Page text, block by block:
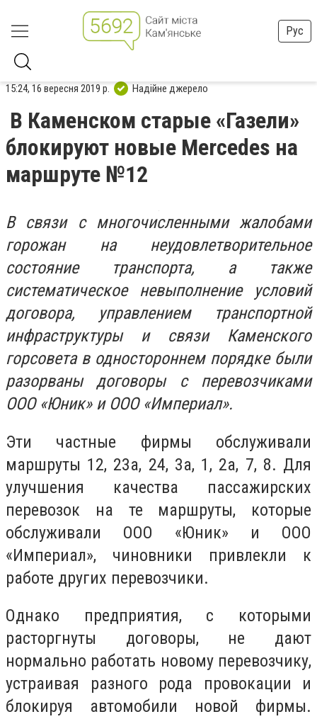
Рус
15:24, 16 вересня 2019 р. Надійне джерело
В Каменском старые «Газели»
блокируют новые Mercedes на
маршруте №12
В связи с многочисленными жалобами
горожан на неудовлетворительное
состояние транспорта, а также
систематическое невыполнение условий
договора, управлением транспортной
инфраструктуры и связи Каменского
горсовета в одностороннем порядке были
разорваны договоры с перевозчиками
ООО «Юник» и ООО «Империал».
Эти частные фирмы обслуживали
маршруты 12, 23а, 24, 3а, 1, 2а, 7, 8. Для
улучшения качества пассажирских
перевозок на те маршруты, которые
обслуживали ООО «Юник» и ООО
«Империал», чиновники привлекли к
работе других перевозчики.
Однако предприятия, с которыми
расторгнуты договоры, не дают
нормально работать новому перевозчику,
устраивая разного рода провокации и
блокируя автомобили новой фирмы.